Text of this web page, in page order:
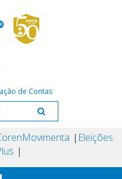
de Contas
Movimenta Eleições